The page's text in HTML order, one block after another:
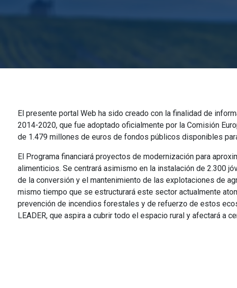
El presente portal Web ha sido creado con la finalidad de
2014-2020, que fue adoptado oficialmente por la Comisión
de 1.479 millones de euros de fondos públicos disponibles
El Programa financiará proyectos de modernización para
alimenticios. Se centrará asimismo en la instalación de 2.300
de la conversión y el mantenimiento de las explotaciones de
mismo tiempo que se estructurará este sector actualmente
prevención de incendios forestales y de refuerzo de estos
LEADER, que aspira a cubrir todo el espacio rural y afectará a